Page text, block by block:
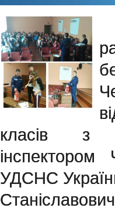
класів з
інспектором
УДСНС